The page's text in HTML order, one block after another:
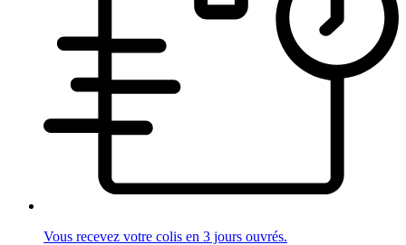
Vous recevez votre colis en 3 jours ouvrés.